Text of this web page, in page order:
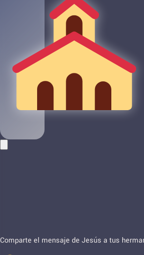
Comparte el mensaje de Jesús a tus